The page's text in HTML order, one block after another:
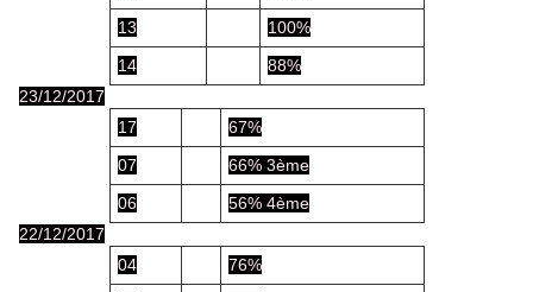
13
100%
14
88%
23/12/2017
17
67%
07
66% 3ème
06
56% 4ème
22/12/2017
04
76%